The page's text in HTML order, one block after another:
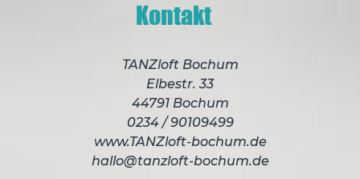
Kontakt
TANZloft Bochum
Elbestr. 33
44791 Bochum
0234 / 90109499
www.TANZloft-bochum.de
hallo@tanzloft-bochum.de